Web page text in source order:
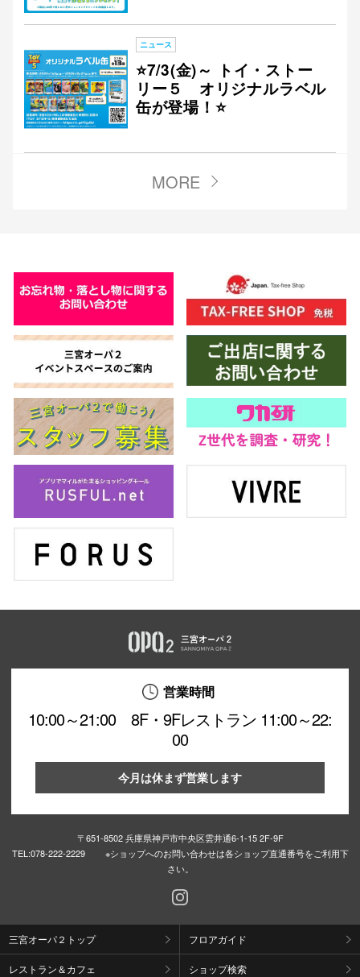
ニュース
⭐7/3(金)～ トイ・ストー
リー５ オリジナルラベル
缶が登場！⭐
MORE
営業時間
10:00～21:00 8F・9Fレストラン 11:00～22:
00
今月は休まず営業します
〒651-8502 兵庫県神戸市中央区雲井通6-1-15 2F-9F
TEL:078-222-2229 ※ショップへのお問い合わせは各ショップ直通番号をご利用下
さい。
三宮オーパ２トップ フロアガイド
レストラン＆カフェ ショップ検索